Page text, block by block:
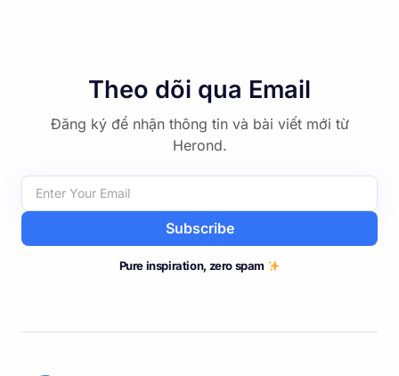
Theo dõi qua Email
Đăng ký để nhận thông tin và bài viết mới từ
Herond.
Subscribe
Pure inspiration, zero spam